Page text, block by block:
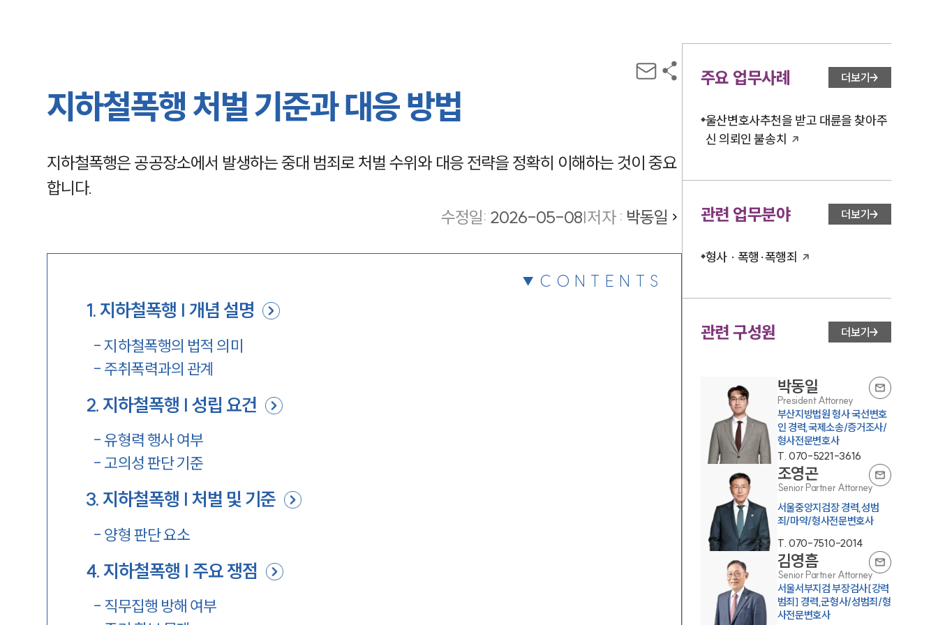
지하철폭행 처벌 기준과 대응 방법
지하철폭행은 공공장소에서 발생하는 중대 범죄로 처벌 수위와 대응 전략을 정확히 이해하는 것이 중요
합니다.
수정일: 2026-05-08|저자 : 박동일
CONTENTS
1.지하철폭행 | 개념 설명
-지하철폭행의 법적 의미
- 주취폭력과의 관계
2.지하철폭행 | 성립 요건
- 유형력 행사 여부
- 고의성 판단 기준
3.지하철폭행 | 처벌 및 기준
- 양형 판단 요소
4.지하철폭행 | 주요 쟁점
- 직무집행 방해 여부
주요 업무사례 더보기
울산변호사추천을 받고 대륜을 찾아주
신 의뢰인 불송치
관련 업무분야 더보기
형사 · 폭행·폭행죄
관련 구성원 더보기
박동일
President Attorney
부산지방법원 형사 국선변호
인 경력,국제소송/증거조사/
형사전문변호사
T. 070-5221-3616
조영곤
Senior Partner Attorney
서울중앙지검장 경력,성범
죄/마약/형사전문변호사
T. 070-7510-2014
김영흠
Senior Partner Attorney
서울서부지검 부장검사[강력
범죄] 경력,군형사/성범죄/형
사전문변호사